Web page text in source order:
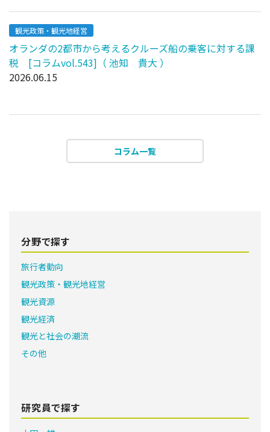
観光政策・観光地経営
オランダの2都市から考えるクルーズ船の乗客に対する課
税 [コラムvol.543]（ 池知 貴大 ）
2026.06.15
コラム一覧
分野で探す
旅行者動向
観光政策・観光地経営
観光資源
観光経済
観光と社会の潮流
その他
研究員で探す